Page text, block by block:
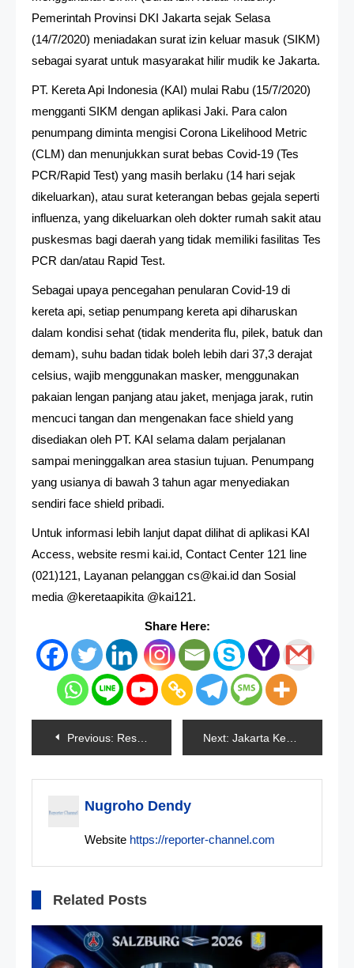
Pemerintah Provinsi DKI Jakarta sejak Selasa
(14/7/2020) meniadakan surat izin keluar masuk (SIKM)
sebagai syarat untuk masyarakat hilir mudik ke Jakarta.
PT. Kereta Api Indonesia (KAI) mulai Rabu (15/7/2020)
mengganti SIKM dengan aplikasi Jaki. Para calon
penumpang diminta mengisi Corona Likelihood Metric
(CLM) dan menunjukkan surat bebas Covid-19 (Tes
PCR/Rapid Test) yang masih berlaku (14 hari sejak
dikeluarkan), atau surat keterangan bebas gejala seperti
influenza, yang dikeluarkan oleh dokter rumah sakit atau
puskesmas bagi daerah yang tidak memiliki fasilitas Tes
PCR dan/atau Rapid Test.
Sebagai upaya pencegahan penularan Covid-19 di
kereta api, setiap penumpang kereta api diharuskan
dalam kondisi sehat (tidak menderita flu, pilek, batuk dan
demam), suhu badan tidak boleh lebih dari 37,3 derajat
celsius, wajib menggunakan masker, menggunakan
pakaian lengan panjang atau jaket, menjaga jarak, rutin
mencuci tangan dan mengenakan face shield yang
disediakan oleh PT. KAI selama dalam perjalanan
sampai meninggalkan area stasiun tujuan. Penumpang
yang usianya di bawah 3 tahun agar menyediakan
sendiri face shield pribadi.
Untuk informasi lebih lanjut dapat dilihat di aplikasi KAI
Access, website resmi kai.id, Contact Center 121 line
(021)121, Layanan pelanggan cs@kai.id dan Sosial
media @keretaapikita @kai121.
Share Here:
Navigasi
pos
Previous: Resep Mie Tek-tek Rebus Next: Jakarta Kembali Perpanjang PSBB Transisi
Nugroho Dendy
Website https://reporter-channel.com
Related Posts